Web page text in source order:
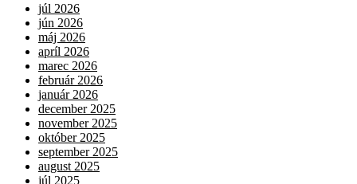
júl 2026
jún 2026
máj 2026
apríl 2026
marec 2026
február 2026
január 2026
december 2025
november 2025
október 2025
september 2025
august 2025
júl 2025